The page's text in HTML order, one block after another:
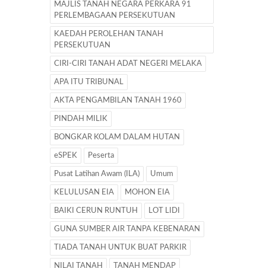
MAJLIS TANAH NEGARA PERKARA 91
PERLEMBAGAAN PERSEKUTUAN
KAEDAH PEROLEHAN TANAH
PERSEKUTUAN
CIRI-CIRI TANAH ADAT NEGERI MELAKA
APA ITU TRIBUNAL
AKTA PENGAMBILAN TANAH 1960
PINDAH MILIK
BONGKAR KOLAM DALAM HUTAN
eSPEK Peserta
Pusat Latihan Awam (ILA) Umum
KELULUSAN EIA MOHON EIA
BAIKI CERUN RUNTUH LOT LIDI
GUNA SUMBER AIR TANPA KEBENARAN
TIADA TANAH UNTUK BUAT PARKIR
NILAI TANAH TANAH MENDAP